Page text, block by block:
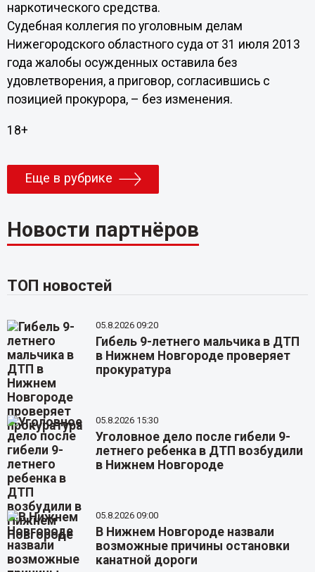
наркотического средства.
Судебная коллегия по уголовным делам
Нижегородского областного суда от 31 июля 2013
года жалобы осужденных оставила без
удовлетворения, а приговор, согласившись с
позицией прокурора, – без изменения.
18+
Еще в рубрике
Новости партнёров
ТОП новостей
05.8.2026 09:20
Гибель 9-летнего мальчика в ДТП
в Нижнем Новгороде проверяет
прокуратура
05.8.2026 15:30
Уголовное дело после гибели 9-
летнего ребенка в ДТП возбудили
в Нижнем Новгороде
05.8.2026 09:00
В Нижнем Новгороде назвали
возможные причины остановки
канатной дороги